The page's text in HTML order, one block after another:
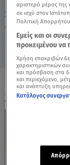
Σάββατο 8
21.03.25, 22:00 MEDIA
ΟΛΑ ΤΑ
αριστερό μέρος της
σε ισχύ στον
Πολιτική
Εμείς και οι
προκειμένου να
Χρήση επακριβών
χαρακτηριστικών
και πρόσβαση στα
και περιεχόμενο,
και ανάπτυξη
Κατάλογος